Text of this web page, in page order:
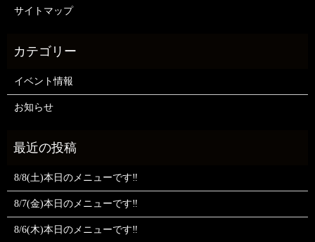
サイトマップ
イベント情報
お知らせ
8/8(土)本日のメニューです‼️
8/7(金)本日のメニューです‼️
8/6(木)本日のメニューです‼️